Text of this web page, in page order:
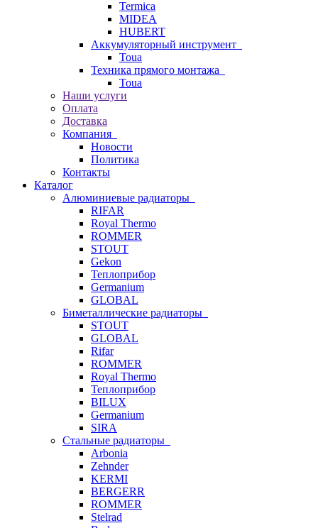
Termica
MIDEA
HUBERT
Аккумуляторный инструмент
Toua
Техника прямого монтажа
Toua
Наши услуги
Оплата
Доставка
Компания
Новости
Политика
Контакты
Каталог
Алюминиевые радиаторы
RIFAR
Royal Thermo
ROMMER
STOUT
Gekon
Теплоприбор
Germanium
GLOBAL
Биметаллические радиаторы
STOUT
GLOBAL
Rifar
ROMMER
Royal Thermo
Теплоприбор
BILUX
Germanium
SIRA
Стальные радиаторы
Arbonia
Zehnder
KERMI
BERGERR
ROMMER
Stelrad